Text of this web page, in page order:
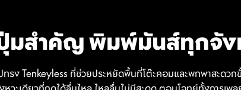
มสำคัญ พิมพ์มันส์ทุกจัง
รง Tenkeyless ที่ช่วยประหยัดพื้นที่โต๊ะคอมและพกพาสะดว